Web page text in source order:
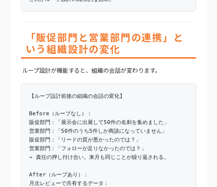
「販促部門と営業部門の連携」と
いう組織設計の変化
ループ設計が機能すると、組織の会話が変わります。
【ループ設計前後の組織の会話の変化】
Before（ループなし）：
販促部門：「展示会に出展して50件の名刺を集めました」
営業部門：「50件のうち5件しか商談になっていません」
販促部門：「リードの質が悪かったのでは？」
営業部門：「フォローが足りなかったのでは？」
→ 責任の押し付け合い。来月も同じことが繰り返される。
After（ループあり）：
月次レビューで共有するデータ：